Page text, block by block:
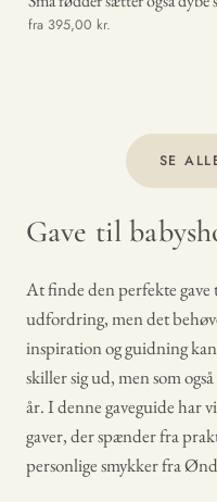
fra 395,00 kr.
SE
Gave til
At finde den perfekte
udfordring, men det
inspiration og guidning
skiller sig ud, men som
år. I denne gaveguide har
gaver, der spænder fra
personlige smykker fra